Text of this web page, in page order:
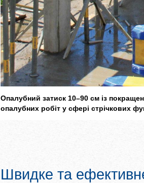
Опалубний затиск 10–90 см із
опалубних робіт у сфері стрічкових
Швидке та